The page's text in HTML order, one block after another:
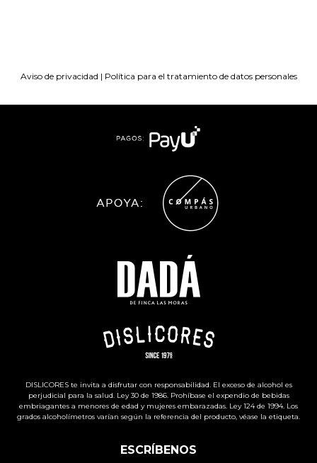
Aviso de privacidad | Política para el tratamiento de datos personales
DISLICORES te invita a disfrutar con responsabilidad. El exceso de alcohol es
perjudicial para la salud. Ley 30 de 1986. Prohíbase el expendio de bebidas
embriagantes a menores de edad y mujeres embarazadas. Ley 124 de 1994. Los
grados alcoholímetros varían según la referencia del producto, véase la etiqueta.
ESCRÍBENOS